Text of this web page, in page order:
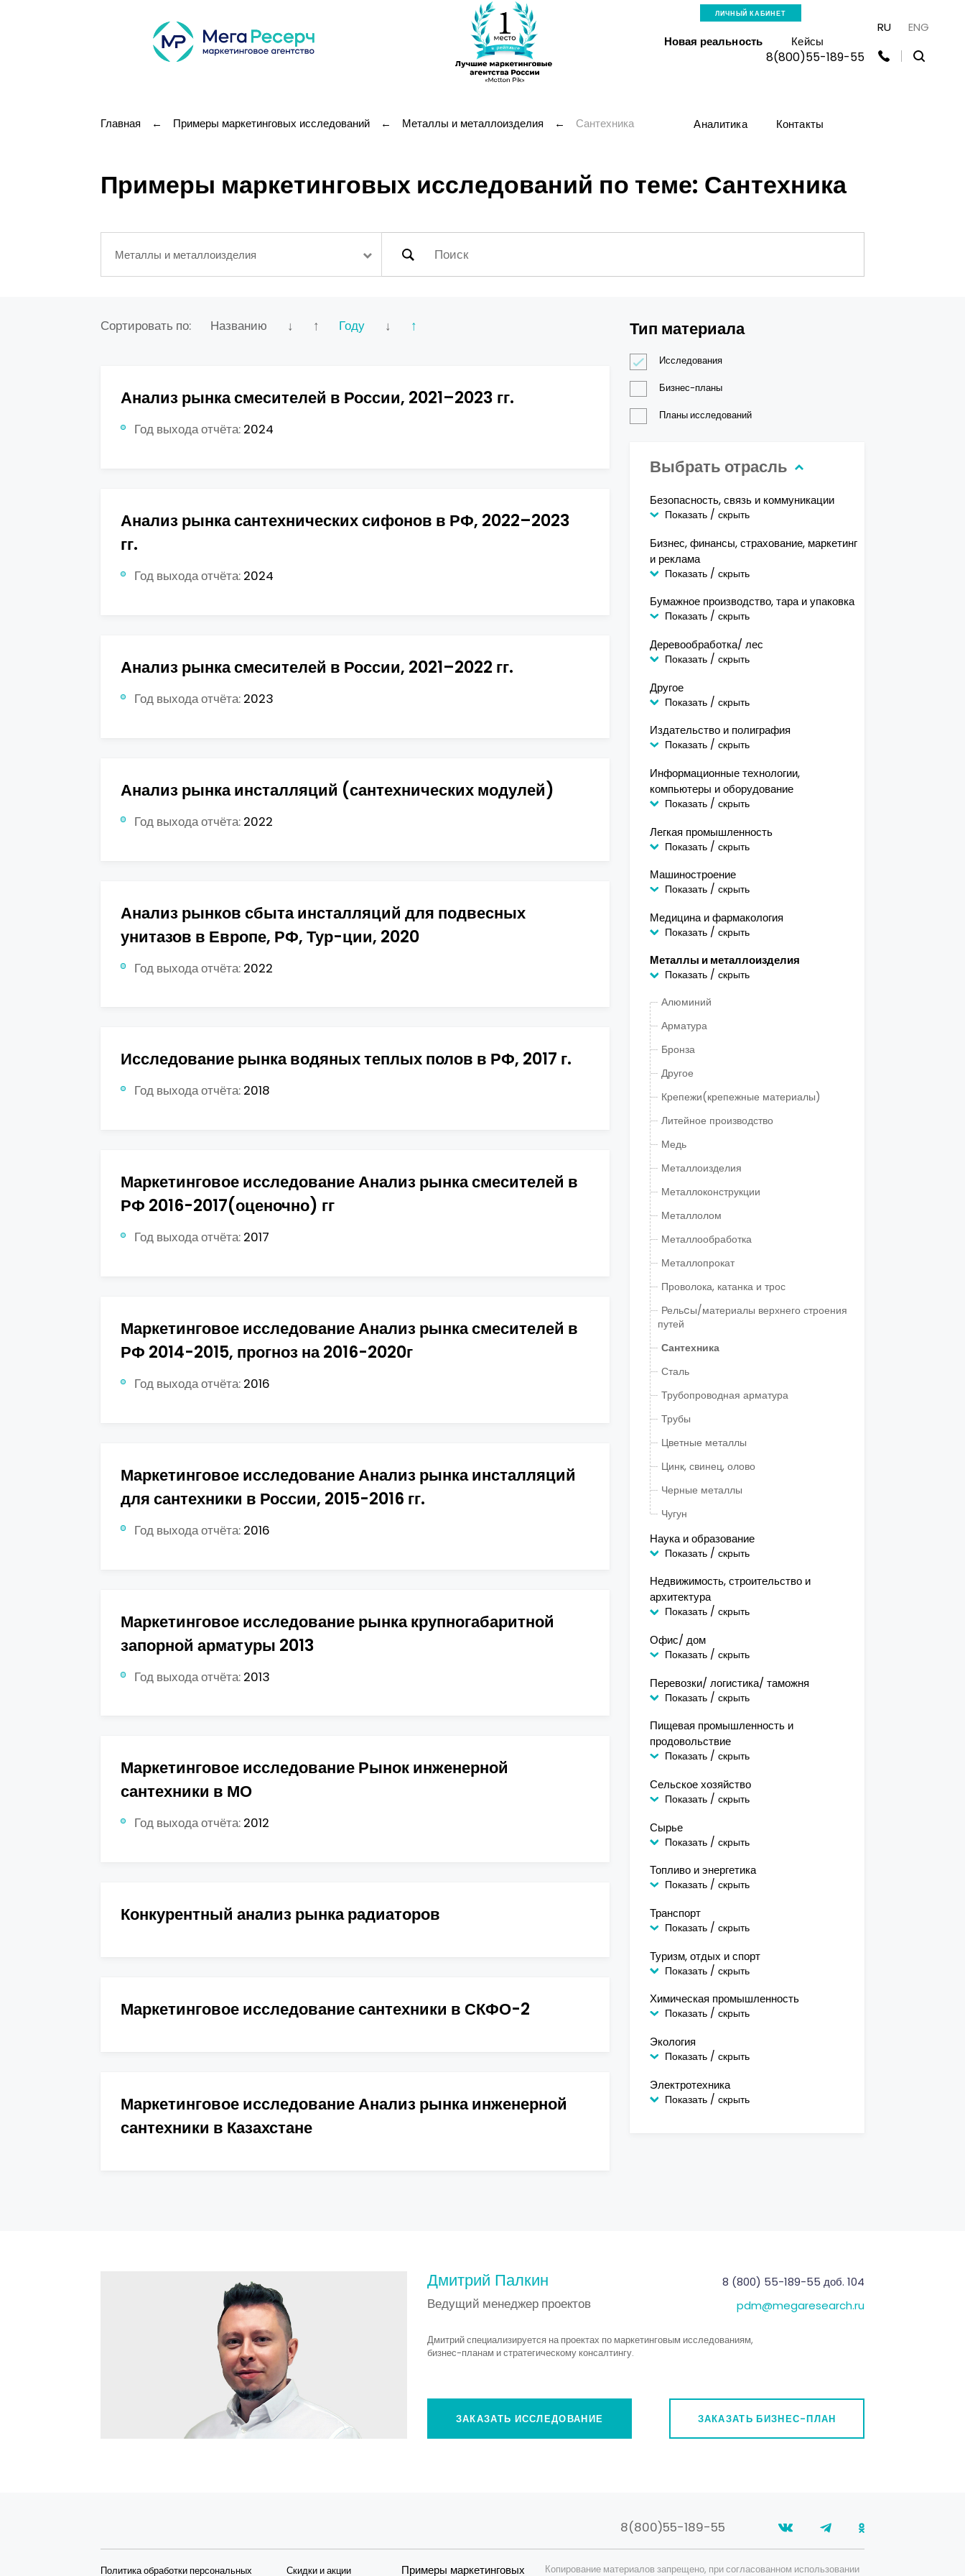
ЛИЧНЫЙ КАБИНЕТ
Новая реальность Кейсы
Аналитика Контакты
RU ENG
8(800)55-189-55
Главная ← Примеры маркетинговых исследований ← Металлы и металлоизделия ← Сантехника
Примеры маркетинговых исследований по теме: Сантехника
Металлы и металлоизделия
Сортировать по: Названию ↓ ↑ Году ↓ ↑
Анализ рынка смесителей в России, 2021–2023 гг.
Год выхода отчёта: 2024
Анализ рынка сантехнических сифонов в РФ, 2022–2023
гг.
Год выхода отчёта: 2024
Анализ рынка смесителей в России, 2021–2022 гг.
Год выхода отчёта: 2023
Анализ рынка инсталляций (сантехнических модулей)
Год выхода отчёта: 2022
Анализ рынков сбыта инсталляций для подвесных
унитазов в Европе, РФ, Тур-ции, 2020
Год выхода отчёта: 2022
Исследование рынка водяных теплых полов в РФ, 2017 г.
Год выхода отчёта: 2018
Маркетинговое исследование Анализ рынка смесителей в
РФ 2016-2017(оценочно) гг
Год выхода отчёта: 2017
Маркетинговое исследование Анализ рынка смесителей в
РФ 2014-2015, прогноз на 2016-2020г
Год выхода отчёта: 2016
Маркетинговое исследование Анализ рынка инсталляций
для сантехники в России, 2015-2016 гг.
Год выхода отчёта: 2016
Маркетинговое исследование рынка крупногабаритной
запорной арматуры 2013
Год выхода отчёта: 2013
Маркетинговое исследование Рынок инженерной
сантехники в МО
Год выхода отчёта: 2012
Конкурентный анализ рынка радиаторов
Маркетинговое исследование сантехники в СКФО-2
Маркетинговое исследование Анализ рынка инженерной
сантехники в Казахстане
Тип материала
Исследования
Бизнес-планы
Планы исследований
Выбрать отрасль
Безопасность, связь и коммуникации
Показать / скрыть
Бизнес, финансы, страхование, маркетинг
и реклама
Показать / скрыть
Бумажное производство, тара и упаковка
Показать / скрыть
Деревообработка/ лес
Показать / скрыть
Другое
Показать / скрыть
Издательство и полиграфия
Показать / скрыть
Информационные технологии,
компьютеры и оборудование
Показать / скрыть
Легкая промышленность
Показать / скрыть
Машиностроение
Показать / скрыть
Медицина и фармакология
Показать / скрыть
Металлы и металлоизделия
Показать / скрыть
Алюминий
Арматура
Бронза
Другое
Крепежи(крепежные материалы)
Литейное производство
Медь
Металлоизделия
Металлоконструкции
Металлолом
Металлообработка
Металлопрокат
Проволока, катанка и трос
Рельcы/материалы верхнего строения
путей
Сантехника
Сталь
Трубопроводная арматура
Трубы
Цветные металлы
Цинк, свинец, олово
Черные металлы
Чугун
Наука и образование
Показать / скрыть
Недвижимость, строительство и
архитектура
Показать / скрыть
Офис/ дом
Показать / скрыть
Перевозки/ логистика/ таможня
Показать / скрыть
Пищевая промышленность и
продовольствие
Показать / скрыть
Сельское хозяйство
Показать / скрыть
Сырье
Показать / скрыть
Топливо и энергетика
Показать / скрыть
Транспорт
Показать / скрыть
Туризм, отдых и спорт
Показать / скрыть
Химическая промышленность
Показать / скрыть
Экология
Показать / скрыть
Электротехника
Показать / скрыть
Дмитрий Палкин
Ведущий менеджер проектов
8 (800) 55-189-55 доб. 104
pdm@megaresearch.ru
Дмитрий специализируется на проектах по маркетинговым исследованиям,
бизнес-планам и стратегическому консалтингу.
ЗАКАЗАТЬ ИССЛЕДОВАНИЕ ЗАКАЗАТЬ БИЗНЕС-ПЛАН
8(800)55-189-55
Политика обработки персональных Скидки и акции Примеры маркетинговых Копирование материалов запрещено, при согласованном использовании